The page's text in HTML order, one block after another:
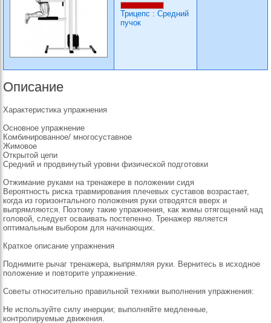
Трицепс : Средний
пучок
Описание
Характеристика упражнения
Основное упражнение
Комбинированное/ многосуставное
Жимовое
Открытой цепи
Средний и продвинутый уровни физической подготовки
Отжимание руками на тренажере в положении сидя
Вероятность риска травмирования плечевых суставов возрастает,
когда из горизонтального положения руки отводятся вверх и
выпрямляются. Поэтому такие упражнения, как жимы отягощений над
головой, следует осваивать постепенно. Тренажер является
оптимальным выбором для начинающих.
Краткое описание упражнения
Поднимите рычаг тренажера, выпрямляя руки. Вернитесь в исходное
положение и повторите упражнение.
Советы относительно правильной техники выполнения упражнения:
Не используйте силу инерции; выполняйте медленные,
контролируемые движения.